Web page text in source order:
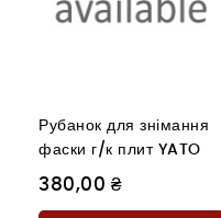
Рубанок для знімання
фаски г/к плит YATO
380,00 ₴